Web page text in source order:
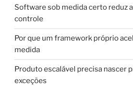
Software sob medida certo reduz
controle
Por que um framework próprio
medida
Produto escalável precisa nascer
exceções